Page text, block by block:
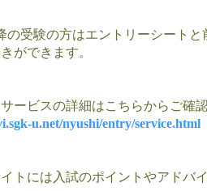
の受験の方はエントリーシート
ができます。
ービスの詳細はこちらからご確
u.net/nyushi/entry/service.html
トには入試のポイントやアドバ